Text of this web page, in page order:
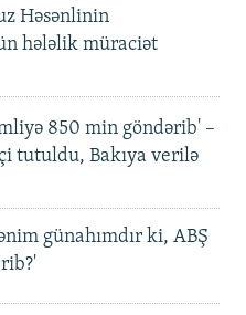
Həsənlinin
hələlik müraciət
850 min göndərib' –
tutuldu, Bakıya verilə
günahımdır ki, ABŞ